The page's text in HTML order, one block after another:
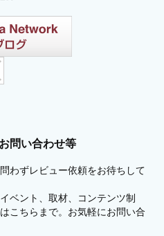
問い合わせ等
わずレビュー依頼をお待ちして
ベント、取材、コンテンツ制
こちらまで。お気軽にお問い合